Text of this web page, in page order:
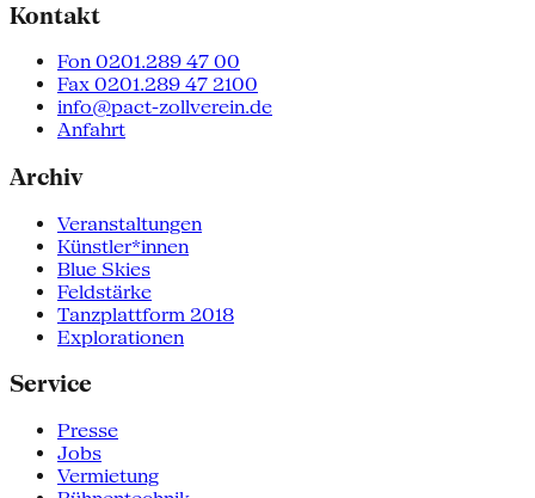
Kontakt
Fon 0201.289 47 00
Fax 0201.289 47 2100
info@pact-zollverein.de
Anfahrt
Archiv
Veranstaltungen
Künstler*innen
Blue Skies
Feldstärke
Tanzplattform 2018
Explorationen
Service
Presse
Jobs
Vermietung